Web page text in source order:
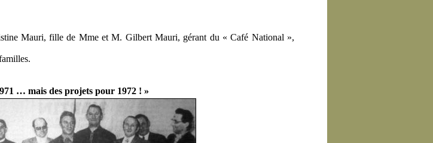
Mauri, fille de Mme et M. Gilbert Mauri, gérant du « Café National »,
… mais des projets pour 1972 ! »